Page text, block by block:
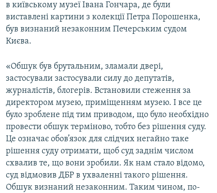
в київському музеї Івана Гончара, де були
виставлені картини з колекції Петра Порошенка,
був визнаний незаконним Печерським судом
Києва.
«Обшук був брутальним, зламали двері,
застосували застосували силу до депутатів,
журналістів, блогерів. Встановили стеження за
директором музею, приміщенням музею. І все це
було зроблене під тим приводом, що було необхідно
провести обшук терміново, тобто без рішення суду.
Це означає обов’язок для слідчих негайно таке
рішення суду отримати, щоб суд заднім числом
схвалив те, що вони зробили. Як нам стало відомо,
суд відмовив ДБР в ухваленні такого рішення.
Обшук визнаний незаконним. Таким чином, по-